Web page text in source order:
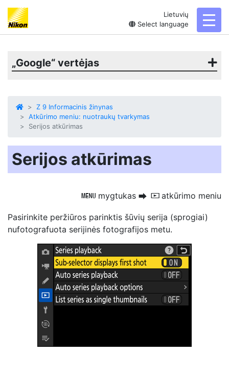
Lietuvių
Select language
„Google“ vertėjas
Z 9 Informacinis žinynas
Atkūrimo meniu: nuotraukų tvarkymas
Serijos atkūrimas
Serijos atkūrimas
G mygtukas U D atkūrimo meniu
Pasirinkite peržiūros parinktis šūvių serija (sprogiai)
nufotografuota serijinės fotografijos metu.